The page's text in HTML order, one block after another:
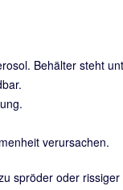
Behälter steht
verursachen.
spröder oder